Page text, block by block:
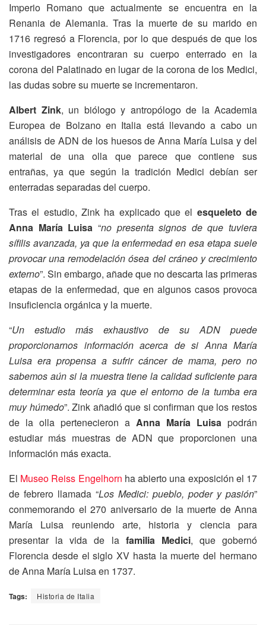
Imperio Romano que actualmente se encuentra en la
Renania de Alemania. Tras la muerte de su marido en
1716 regresó a Florencia, por lo que después de que los
investigadores encontraran su cuerpo enterrado en la
corona del Palatinado en lugar de la corona de los Medici,
las dudas sobre su muerte se incrementaron.
Albert Zink, un biólogo y antropólogo de la Academia
Europea de Bolzano en Italia está llevando a cabo un
análisis de ADN de los huesos de Anna María Luisa y del
material de una olla que parece que contiene sus
entrañas, ya que según la tradición Medici debían ser
enterradas separadas del cuerpo.
Tras el estudio, Zink ha explicado que el esqueleto de
Anna María Luisa “no presenta signos de que tuviera
sífilis avanzada, ya que la enfermedad en esa etapa suele
provocar una remodelación ósea del cráneo y crecimiento
externo”. Sin embargo, añade que no descarta las primeras
etapas de la enfermedad, que en algunos casos provoca
insuficiencia orgánica y la muerte.
“Un estudio más exhaustivo de su ADN puede
proporcionarnos información acerca de si Anna María
Luisa era propensa a sufrir cáncer de mama, pero no
sabemos aún si la muestra tiene la calidad suficiente para
determinar esta teoría ya que el entorno de la tumba era
muy húmedo”. Zink añadió que si confirman que los restos
de la olla pertenecieron a Anna María Luisa podrán
estudiar más muestras de ADN que proporcionen una
información más exacta.
El Museo Reiss Engelhorn ha abierto una exposición el 17
de febrero llamada “Los Medici: pueblo, poder y pasión”
conmemorando el 270 aniversario de la muerte de Anna
María Luisa reuniendo arte, historia y ciencia para
presentar la vida de la familia Medici, que gobernó
Florencia desde el siglo XV hasta la muerte del hermano
de Anna María Luisa en 1737.
Tags: Historia de Italia